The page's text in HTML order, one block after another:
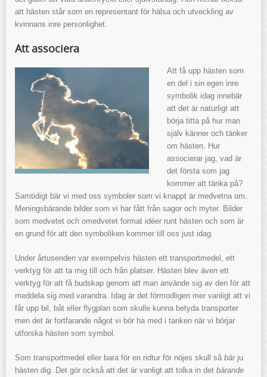
att hästen står som en representant för hälsa och utveckling av
kvinnans inre personlighet.
Att associera
Att få upp hästen som
en del i sin egen inre
symbolik idag innebär
att det är naturligt att
börja titta på hur man
själv känner och tänker
om hästen. Hur
associerar jag, vad är
det första som jag
kommer att tänka på?
Samtidigt bär vi med oss symboler som vi knappt är medvetna om.
Meningsbärande bilder som vi har fått från sagor och myter. Bilder
som medvetet och omedvetet format idéer runt hästen och som är
en grund för att den symboliken kommer till oss just idag.
Under årtusenden var exempelvis hästen ett transportmedel, ett
verktyg för att ta mig till och från platser. Hästen blev även ett
verktyg för att få budskap genom att man använde sig av den för att
meddela sig med varandra. Idag är det förmodligen mer vanligt att vi
får upp bil, båt eller flygplan som skulle kunna betyda transporter
men det är fortfarande något vi bör ha med i tanken när vi börjar
utforska hästen som symbol.
Som transportmedel eller bara för en ridtur för nöjes skull så bärju
hästen dig. Det gör också att det är vanligt att tolka in det bärande